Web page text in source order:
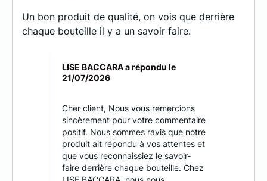
Un bon produit de qualité, on vois que derrière
chaque bouteille il y a un savoir faire.
LISE BACCARA a répondu le
21/07/2026
Cher client, Nous vous remercions
sincèrement pour votre commentaire
positif. Nous sommes ravis que notre
produit ait répondu à vos attentes et
que vous reconnaissiez le savoir-
faire derrière chaque bouteille. Chez